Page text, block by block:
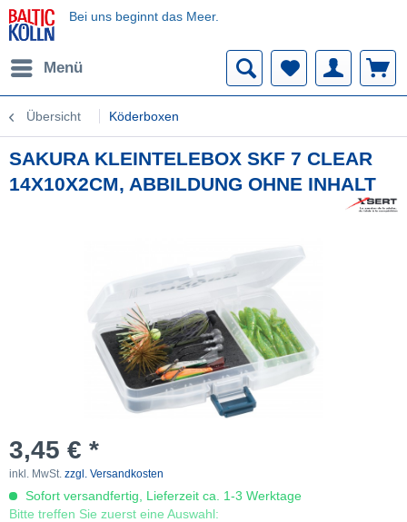
Bei uns beginnt das Meer.
Menü
Übersicht Köderboxen
SAKURA KLEINTELEBOX SKF 7 CLEAR
14X10X2CM, ABBILDUNG OHNE INHALT
3,45 € *
inkl. MwSt. zzgl. Versandkosten
Sofort versandfertig, Lieferzeit ca. 1-3 Werktage
Bitte treffen Sie zuerst eine Auswahl: